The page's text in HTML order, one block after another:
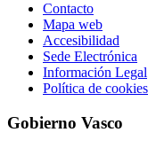
Contacto
Mapa web
Accesibilidad
Sede Electrónica
Información Legal
Política de cookies
Gobierno Vasco